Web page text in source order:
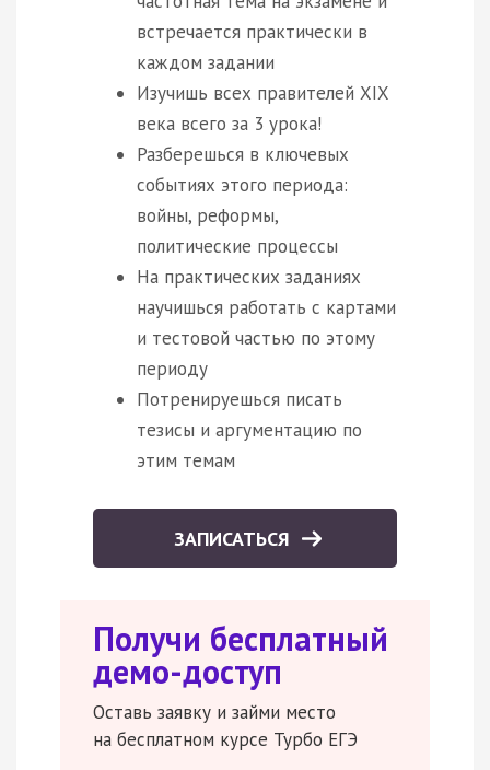
встречается практически в
каждом задании
Изучишь всех правителей XIX
века всего за 3 урока!
Разберешься в ключевых
событиях этого периода:
войны, реформы,
политические процессы
На практических заданиях
научишься работать с картами
и тестовой частью по этому
периоду
Потренируешься писать
тезисы и аргументацию по
этим темам
ЗАПИСАТЬСЯ
Получи бесплатный
демо-доступ
Оставь заявку и займи место
на бесплатном курсе Турбо ЕГЭ